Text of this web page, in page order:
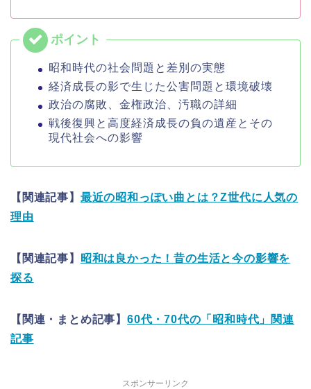
昭和時代の社会問題と差別の実態
経済成長の影で生じた公害問題と環境破壊
政治の腐敗、金権政治、汚職の詳細
戦後復興と高度経済成長の負の遺産とその
現代社会への影響
【関連記事】 最近の昭和っぽい曲とは？Z世代に人気の
理由
【関連記事】
昭和は良かった！昔の生活と今の影響を
探る
【関連・まとめ記事】 60代・70代の「昭和時代」関連
記事
スポンサーリンク